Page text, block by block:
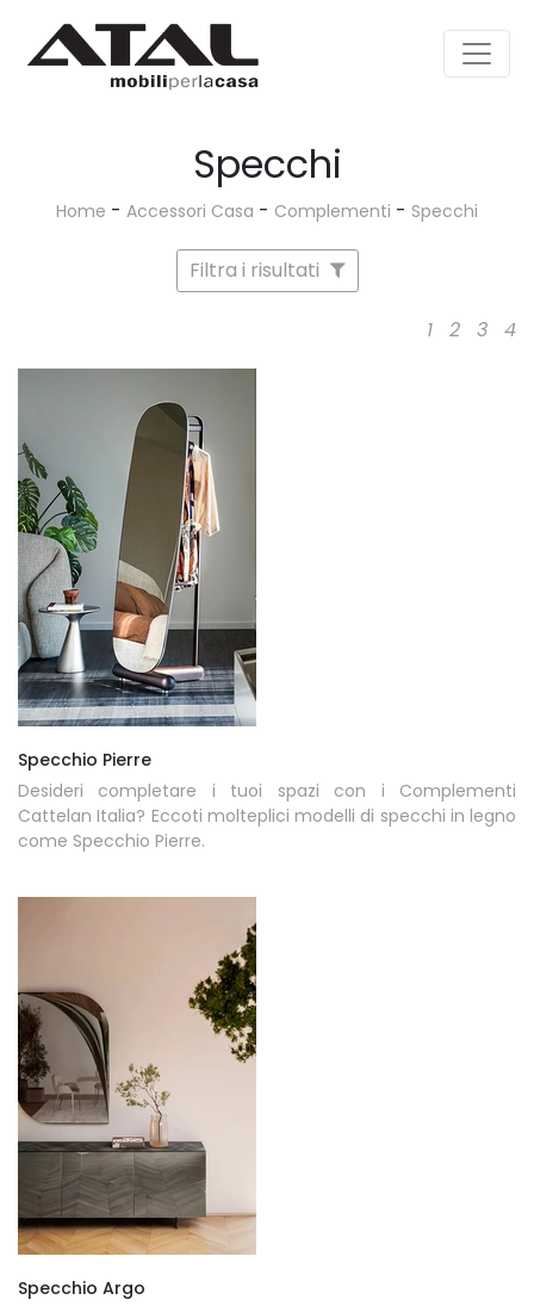
Specchi
Home - Accessori Casa - Complementi - Specchi
Filtra i risultati
1 2 3 4
Specchio Pierre
Desideri completare i tuoi spazi con i Complementi
Cattelan Italia? Eccoti molteplici modelli di specchi in legno
come Specchio Pierre.
Specchio Argo